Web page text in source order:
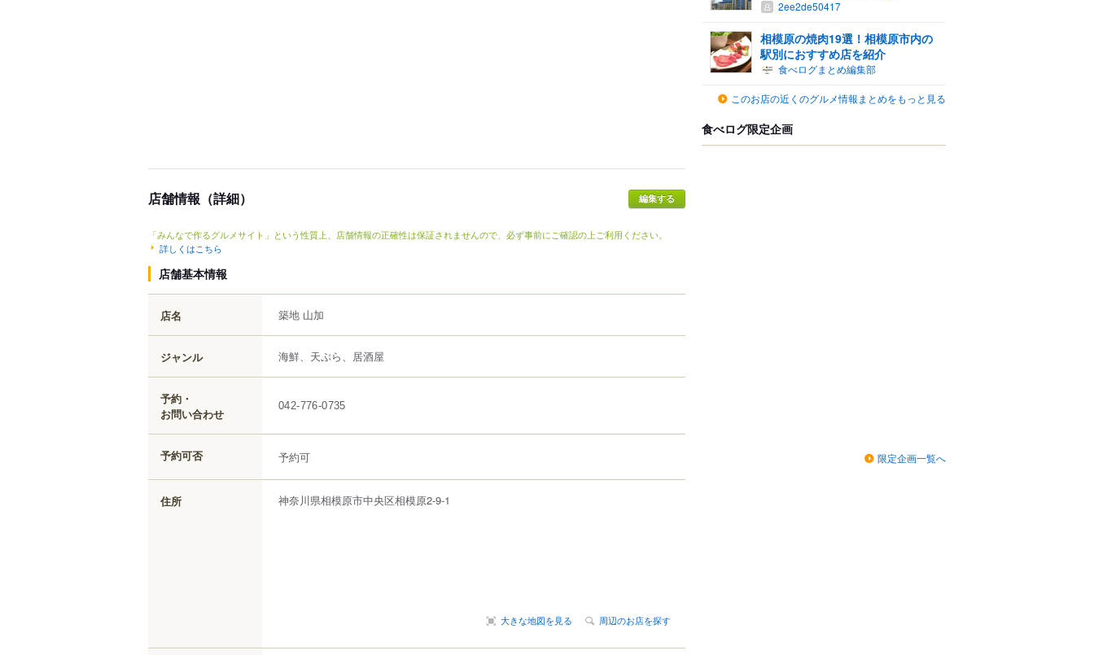
店舗情報（詳細）
「みんなで作るグルメサイト」という性質上、店舗情報の正確性は保証されませんので、必ず事前にご確認の上ご利用ください。
詳しくはこちら
店舗基本情報
店名 築地 山加
ジャンル 海鮮、天ぷら、居酒屋
予約・
お問い合わせ
042-776-0735
予約可否 予約可
住所 神奈川県相模原市中央区相模原2-9-1
大きな地図を見る 周辺のお店を探す
2ee2de50417
相模原の焼肉19選！相模原市内の
駅別におすすめ店を紹介
食べログまとめ編集部
このお店の近くのグルメ情報まとめをもっと見る
食べログ限定企画
限定企画一覧へ